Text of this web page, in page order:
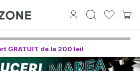
GRATUIT de la 200 lei!